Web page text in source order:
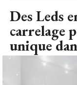
Des Leds
carrelage
unique